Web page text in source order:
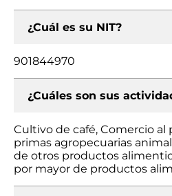
¿Cuál es su NIT?
901844970
¿Cuáles son sus
Cultivo de café, Comercio
primas agropecuarias
de otros productos
por mayor de productos